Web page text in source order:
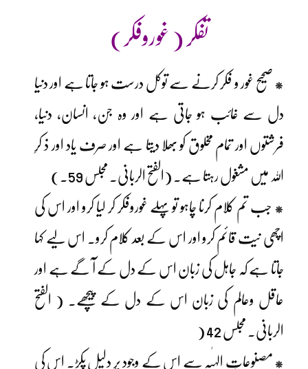
تفکر ( غوروفکر)
* صحیح غور و فکر کرنے سے توکل درست ہو جاتا ہے اور دنیا
دل سے غائب ہو جاتی ہے اور وہ جن، انسان، دنیا،
فرشتوں اور تمام مخلوق کو بھلا دیتا ہے اور صرف یاد اور ذ کرِ
اللہ میں مشغول رہتا ہے۔ (الفتح الربانی۔ مجلس 59.)
* جب تم کلام کرنا چاہو تو پہلے غوروفکر کر لیا کرو اور اس کی
اچھی نیت قائم کرو اور اس کے بعد کلام کرو۔ اس لیے کہا
جاتا ہے کہ جاہل کی زبان اس کے دل کے آ گے ہے اور
عاقل وعالم کی زبان اس کے دل کے پیچھے۔ ( الفتح
الربانی۔ مجلس 42 (
* مصنوعاتِ الہٰیہ سے اس کے وجود پر دلیل پکڑ۔ اس کی